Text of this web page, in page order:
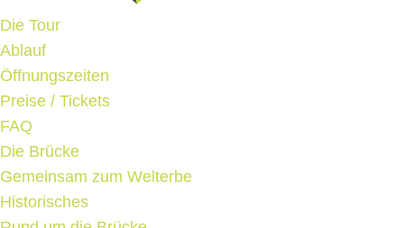
Die Tour
Ablauf
Öffnungszeiten
Preise / Tickets
FAQ
Die Brücke
Gemeinsam zum Welterbe
Historisches